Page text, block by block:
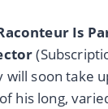
Is
will soon take
his long,